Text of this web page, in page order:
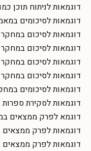
דוגמאות לניתוח תוכן
דוגמאות לסיכומים
דוגמאות לסיכום במחקר
דוגמאות לסיכום
דוגמאות לסיכום במחקר
דוגמאות לסיכום
דוגמאות לסיכומים
דוגמאות לסקירת ספרות
דוגמא לפרק ממצאים
דוגמאות לפרק ממצאים
דוגמאות לפרק ממצאים